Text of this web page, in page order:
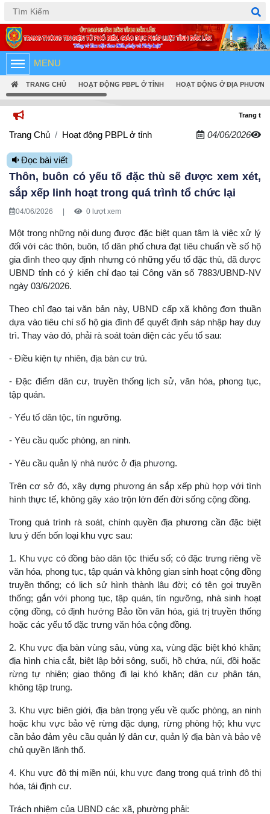
Tiếng Việt English
MENU
TRANG CHỦ HOẠT ĐỘNG PBPL Ở TỈNH HOẠT ĐỘNG Ở ĐỊA PHƯƠNG
Trang thông tin điện tử
Trang Chủ Hoạt động PBPL ở tỉnh 04/06/2026
Đọc bài viết
Thôn, buôn có yếu tố đặc thù sẽ được xem xét,
sắp xếp linh hoạt trong quá trình tổ chức lại
04/06/2026 0 lượt xem
Một trong những nội dung được đặc biệt quan tâm là việc xử lý
đối với các thôn, buôn, tổ dân phố chưa đạt tiêu chuẩn về số hộ
gia đình theo quy định nhưng có những yếu tố đặc thù, đã được
UBND tỉnh có ý kiến chỉ đạo tại Công văn số 7883/UBND-NV
ngày 03/6/2026.
Theo chỉ đạo tại văn bản này, UBND cấp xã không đơn thuần
dựa vào tiêu chí số hộ gia đình để quyết định sáp nhập hay duy
trì. Thay vào đó, phải rà soát toàn diện các yếu tố sau:
- Điều kiện tự nhiên, địa bàn cư trú.
- Đặc điểm dân cư, truyền thống lịch sử, văn hóa, phong tục,
tập quán.
- Yếu tố dân tộc, tín ngưỡng.
- Yêu cầu quốc phòng, an ninh.
- Yêu cầu quản lý nhà nước ở địa phương.
Trên cơ sở đó, xây dựng phương án sắp xếp phù hợp với tình
hình thực tế, không gây xáo trộn lớn đến đời sống cộng đồng.
Trong quá trình rà soát, chính quyền địa phương cần đặc biệt
lưu ý đến bốn loại khu vực sau:
1. Khu vực có đồng bào dân tộc thiểu số; có đặc trưng riêng về
văn hóa, phong tục, tập quán và không gian sinh hoạt cộng đồng
truyền thống; có lịch sử hình thành lâu đời; có tên gọi truyền
thống; gắn với phong tục, tập quán, tín ngưỡng, nhà sinh hoạt
cộng đồng, có định hướng Bảo tồn văn hóa, giá trị truyền thống
hoặc các yếu tố đặc trưng văn hóa cộng đồng.
2. Khu vực địa bàn vùng sâu, vùng xa, vùng đặc biệt khó khăn;
địa hình chia cắt, biệt lập bởi sông, suối, hồ chứa, núi, đồi hoặc
rừng tự nhiên; giao thông đi lại khó khăn; dân cư phân tán,
không tập trung.
3. Khu vực biên giới, địa bàn trọng yếu về quốc phòng, an ninh
hoặc khu vực bảo vệ rừng đặc dụng, rừng phòng hộ; khu vực
cần bảo đảm yêu cầu quản lý dân cư, quản lý địa bàn và bảo vệ
chủ quyền lãnh thổ.
4. Khu vực đô thị miền núi, khu vực đang trong quá trình đô thị
hóa, tái định cư.
Trách nhiệm của UBND các xã, phường phải: